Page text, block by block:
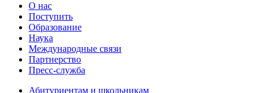
О нас
Поступить
Образование
Наука
Международные связи
Партнерство
Пресс-служба
Абитуриентам и школьникам